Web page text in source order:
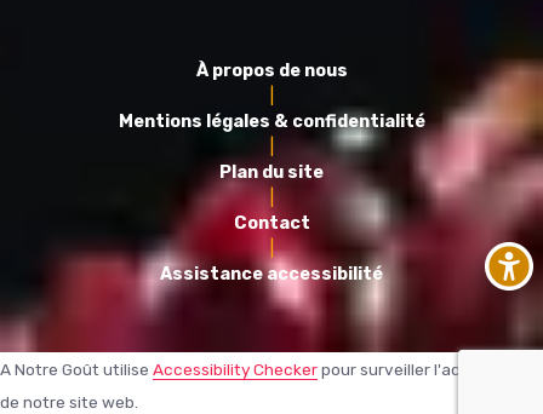
À propos de nous
Mentions légales & confidentialité
Plan du site
|
Contact
|
Assistance accessibilité
A Notre Goût utilise Accessibility Checkerpour surveiller l'accessibilité
de notre site web.